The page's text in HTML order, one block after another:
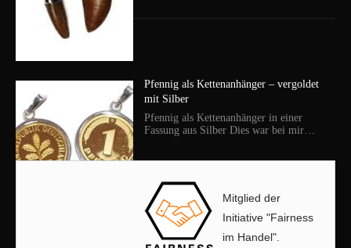
Pfennig als Kettenanhänger – vergoldet
mit Silber
Pfennig als Kettenanhänger in einer
Fassung aus Silber Dies war bei mir…
Mitglied der
Initiative "Fairness
im Handel".